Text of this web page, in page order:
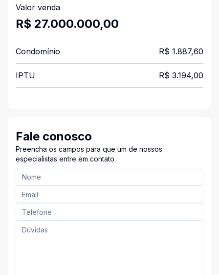
Valor venda
R$ 27.000.000,00
Condomínio R$ 1.887,60
IPTU R$ 3.194,00
Fale conosco
Preencha os campos para que um de nossos
especialistas entre em contato